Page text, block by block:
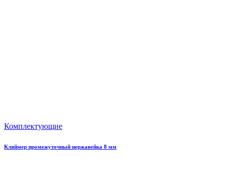
Комплектующие
Кляймер промежуточный нержавейка 8 мм